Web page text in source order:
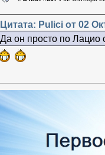
Цитата: Pulici от 02
Да он просто по Лацио